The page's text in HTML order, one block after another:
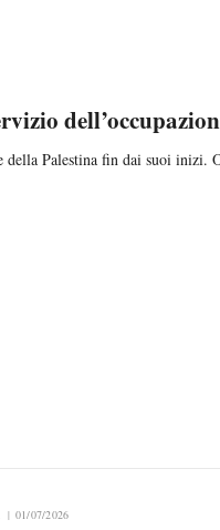
Palestina fin dai suoi inizi.
01/07/2026